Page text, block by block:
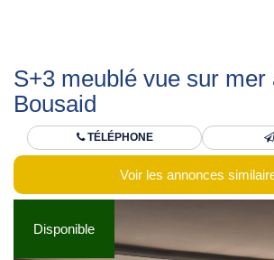
S+3 meublé vue sur mer
Bousaid
TÉLÉPHONE
Voir les annonces
Disponible